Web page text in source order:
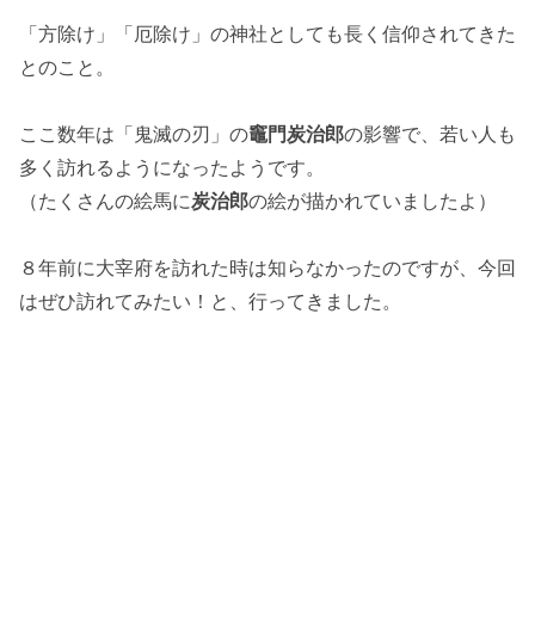
「方除け」「厄除け」の神社としても長く信仰されてきた
とのこと。
ここ数年は「鬼滅の刃」の竈門炭治郎の影響で、若い人も
多く訪れるようになったようです。
（たくさんの絵馬に炭治郎の絵が描かれていましたよ）
８年前に大宰府を訪れた時は知らなかったのですが、今回
はぜひ訪れてみたい！と、行ってきました。